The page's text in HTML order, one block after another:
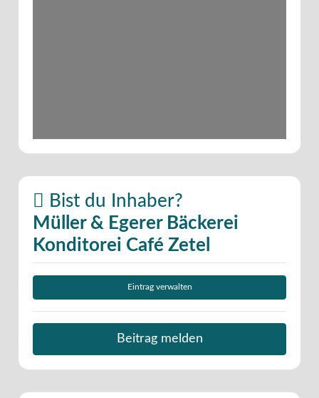
Bist du Inhaber?
Müller & Egerer Bäckerei
Konditorei Café Zetel
Eintrag verwalten
Beitrag melden